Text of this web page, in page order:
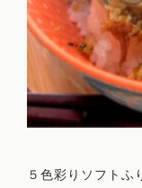
５色彩りソフトふ